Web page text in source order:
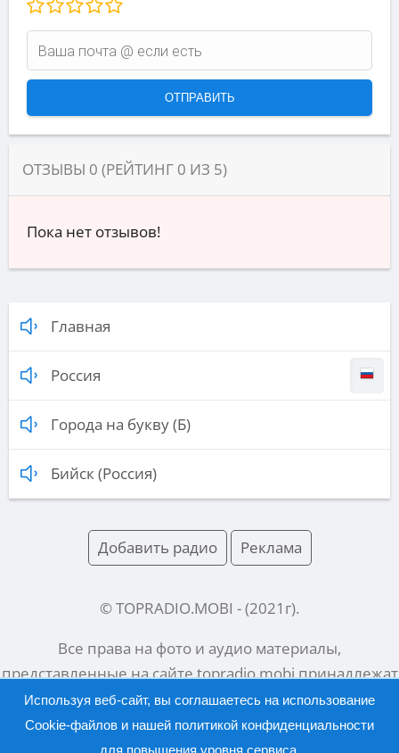
ОТЗЫВЫ 0 (РЕЙТИНГ 0 ИЗ 5)
Пока нет отзывов!
Главная
Россия
Города на букву (Б)
Бийск (Россия)
Добавить радио Реклама
© TOPRADIO.MOBI - (2021 г).
Все права на фото и аудио материалы,
представленные на сайтеtopradio.mobiпринадлежат
их законным владельцам.
Используя веб-сайт, вы соглашаетесь на использование
Cookie-файлов и нашей политикой конфиденциальности
для повышения уровня сервиса.